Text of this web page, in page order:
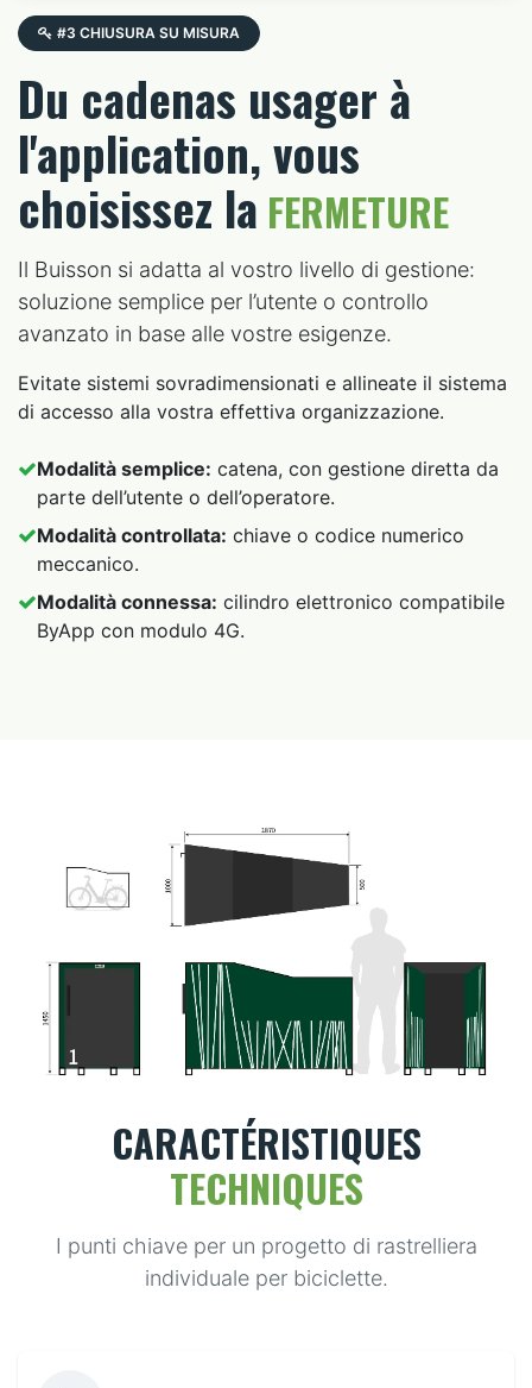
#3 CHIUSURA SU MISURA
Du cadenas usager à
l'application, vous
choisissez la FERMETURE
Il Buisson si adatta al vostro livello di gestione:
soluzione semplice per l’utente o controllo
avanzato in base alle vostre esigenze.
Evitate sistemi sovradimensionati e allineate il sistema
di accesso alla vostra effettiva organizzazione.
Modalità semplice: catena, con gestione diretta da
parte dell’utente o dell’operatore.
Modalità controllata: chiave o codice numerico
meccanico.
Modalità connessa: cilindro elettronico compatibile
ByApp con modulo 4G.
CARACTÉRISTIQUES
TECHNIQUES
I punti chiave per un progetto di rastrelliera
individuale per biciclette.